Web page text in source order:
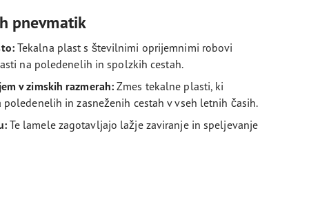
pnevmatik
Tekalna plast s številnimi oprijemnimi robovi
na poledenelih in spolzkih cestah.
v zimskih razmerah:Zmes tekalne plasti, ki
in zasneženih cestah v vseh letnih časih.
Te lamele zagotavljajo lažje zaviranje in speljevanje